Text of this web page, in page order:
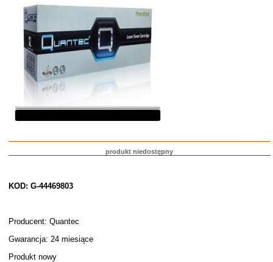
produkt niedostępny
KOD: G-44469803
Producent: Quantec
Gwarancja: 24 miesiące
Produkt nowy